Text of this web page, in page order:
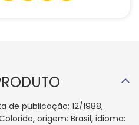
de publicação: 12/1988,
origem: Brasil, idioma: